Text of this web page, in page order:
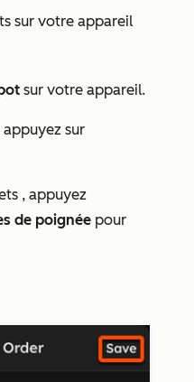
sur votre appareil
sur votre appareil.
appuyez sur
, appuyez
de poignée pour